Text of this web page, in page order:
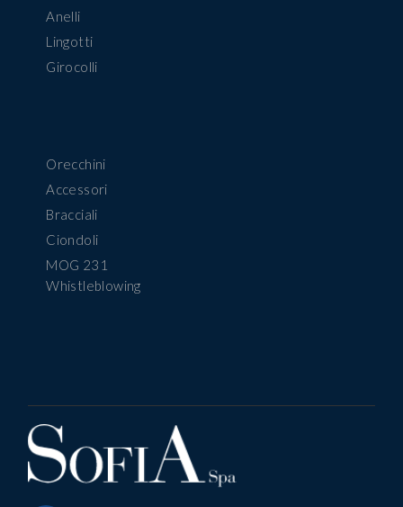
Anelli
Lingotti
Girocolli
Orecchini
Accessori
Bracciali
Ciondoli
MOG 231
Whistleblowing